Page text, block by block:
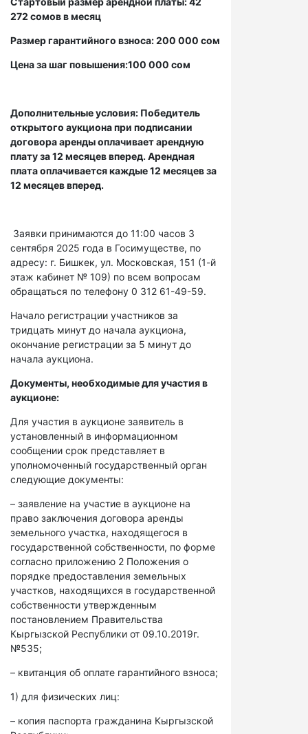
272 сомов в месяц
Размер гарантийного взноса: 200 000 сом
Цена за шаг повышения:100 000 сом
Дополнительные условия: Победитель
открытого аукциона при подписании
договора аренды оплачивает арендную
плату за 12 месяцев вперед. Арендная
плата оплачивается каждые 12 месяцев за
12 месяцев вперед.
Заявки принимаются до 11:00 часов 3
сентября 2025 года в Госимуществе, по
адресу: г. Бишкек, ул. Московская, 151 (1-й
этаж кабинет № 109) по всем вопросам
обращаться по телефону 0 312 61-49-59.
Начало регистрации участников за
тридцать минут до начала аукциона,
окончание регистрации за 5 минут до
начала аукциона.
Документы, необходимые для участия в
аукционе:
Для участия в аукционе заявитель в
установленный в информационном
сообщении срок представляет в
уполномоченный государственный орган
следующие документы:
– заявление на участие в аукционе на
право заключения договора аренды
земельного участка, находящегося в
государственной собственности, по форме
согласно приложению 2 Положения о
порядке предоставления земельных
участков, находящихся в государственной
собственности утвержденным
постановлением Правительства
Кыргызской Республики от 09.10.2019г.
№535;
– квитанция об оплате гарантийного взноса;
1) для физических лиц:
– копия паспорта гражданина Кыргызской